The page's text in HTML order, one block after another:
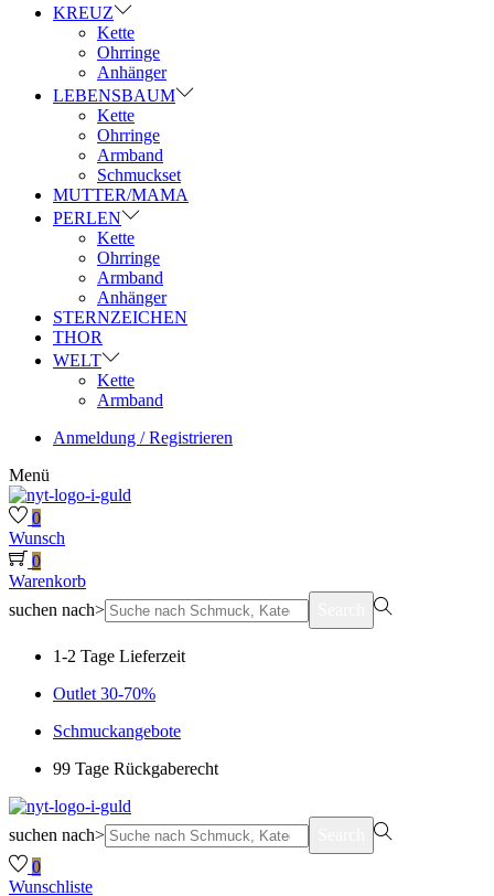
KREUZ
Kette
Ohrringe
Anhänger
LEBENSBAUM
Kette
Ohrringe
Armband
Schmuckset
MUTTER/MAMA
PERLEN
Kette
Ohrringe
Armband
Anhänger
STERNZEICHEN
THOR
WELT
Kette
Armband
Anmeldung / Registrieren
Menü
0
Wunsch
0
Warenkorb
suchen nach>
1-2 Tage Lieferzeit
Outlet 30-70%
Schmuckangebote
99 Tage Rückgaberecht
suchen nach>
0
Wunschliste